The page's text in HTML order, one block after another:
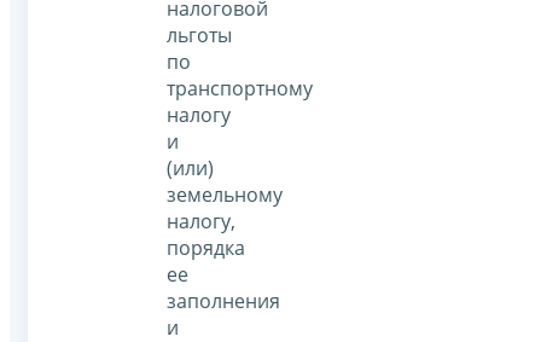
налоговой
льготы
по
транспортному
налогу
и
(или)
земельному
налогу,
порядка
ее
заполнения
и